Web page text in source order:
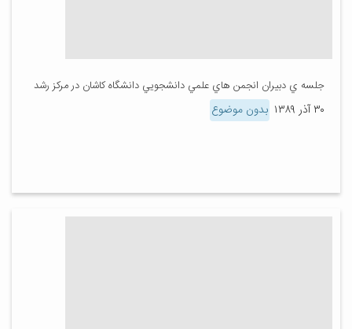
جلسه ي دبيران انجمن هاي علمي دانشجويي دانشگاه كاشان در مركز رشد
۳۰ آذر ۱۳۸۹ بدون موضوع